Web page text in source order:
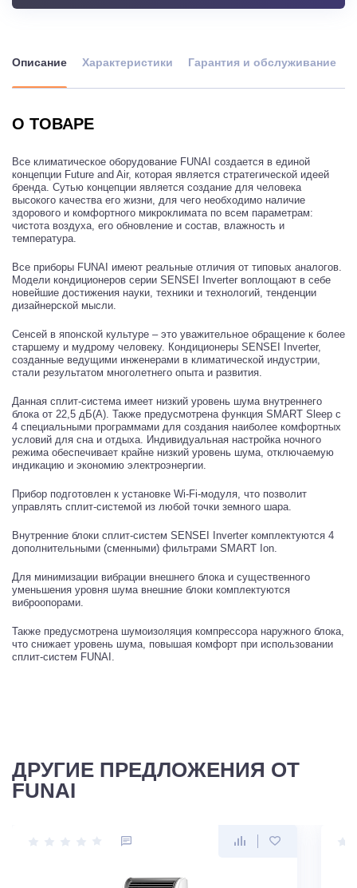
Описание Характеристики Гарантия и обслуживание
О ТОВАРЕ
Все климатическое оборудование FUNAI создается в единой
концепции Future and Air, которая является стратегической идеей
бренда. Сутью концепции является создание для человека
высокого качества его жизни, для чего необходимо наличие
здорового и комфортного микроклимата по всем параметрам:
чистота воздуха, его обновление и состав, влажность и
температура.
Все приборы FUNAI имеют реальные отличия от типовых аналогов.
Модели кондиционеров серии SENSEI Inverter воплощают в себе
новейшие достижения науки, техники и технологий, тенденции
дизайнерской мысли.
Сенсей в японской культуре – это уважительное обращение к более
старшему и мудрому человеку. Кондиционеры SENSEI Inverter,
созданные ведущими инженерами в климатической индустрии,
стали результатом многолетнего опыта и развития.
Данная сплит-система имеет низкий уровень шума внутреннего
блока от 22,5 дБ(А). Также предусмотрена функция SMART Sleep с
4 специальными программами для создания наиболее комфортных
условий для сна и отдыха. Индивидуальная настройка ночного
режима обеспечивает крайне низкий уровень шума, отключаемую
индикацию и экономию электроэнергии.
Прибор подготовлен к установке Wi-Fi-модуля, что позволит
управлять сплит-системой из любой точки земного шара.
Внутренние блоки сплит-систем SENSEI Inverter комплектуются 4
дополнительными (сменными) фильтрами SMART Ion.
Для минимизации вибрации внешнего блока и существенного
уменьшения уровня шума внешние блоки комплектуются
виброопорами.
Также предусмотрена шумоизоляция компрессора наружного блока,
что снижает уровень шума, повышая комфорт при использовании
сплит-систем FUNAI.
ДРУГИЕ ПРЕДЛОЖЕНИЯ ОТ
FUNAI